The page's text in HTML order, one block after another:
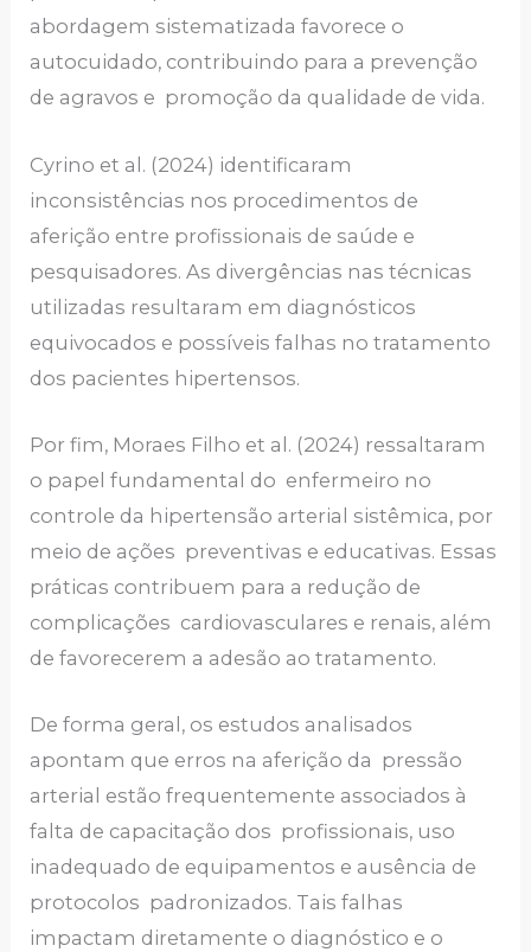
abordagem sistematizada favorece o
autocuidado, contribuindo para a prevenção
de agravos e promoção da qualidade de vida.
Cyrino et al. (2024) identificaram
inconsistências nos procedimentos de
aferição entre profissionais de saúde e
pesquisadores. As divergências nas técnicas
utilizadas resultaram em diagnósticos
equivocados e possíveis falhas no tratamento
dos pacientes hipertensos.
Por fim, Moraes Filho et al. (2024) ressaltaram
o papel fundamental do enfermeiro no
controle da hipertensão arterial sistêmica, por
meio de ações preventivas e educativas. Essas
práticas contribuem para a redução de
complicações cardiovasculares e renais, além
de favorecerem a adesão ao tratamento.
De forma geral, os estudos analisados
apontam que erros na aferição da pressão
arterial estão frequentemente associados à
falta de capacitação dos profissionais, uso
inadequado de equipamentos e ausência de
protocolos padronizados. Tais falhas
impactam diretamente o diagnóstico e o